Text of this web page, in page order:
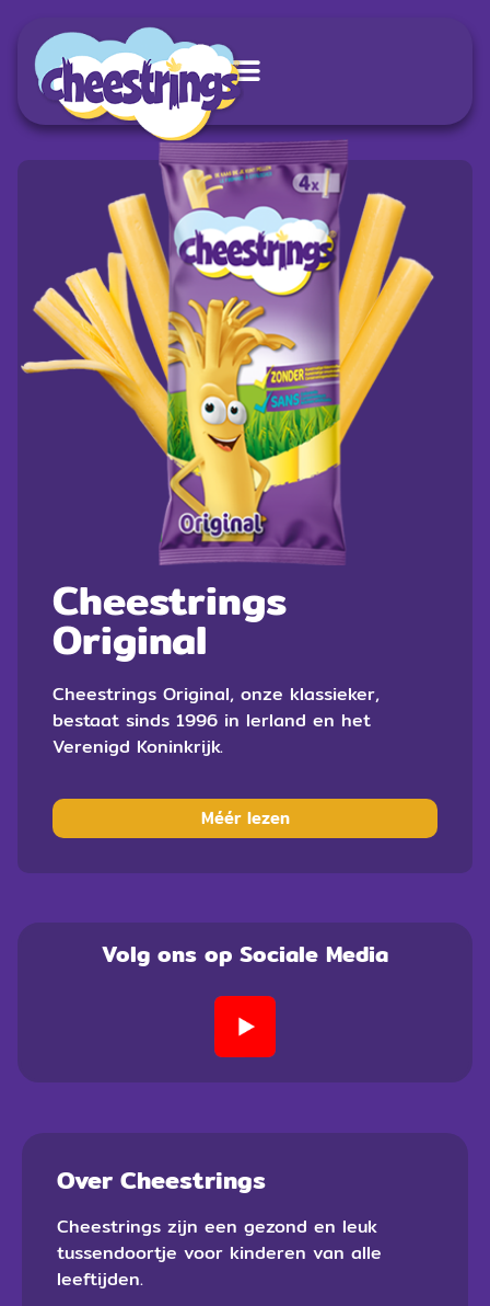
Cheestrings
Original
Cheestrings Original, onze klassieker,
bestaat sinds 1996 in Ierland en het
Verenigd Koninkrijk.
Méér lezen
Volg ons op Sociale Media
Over Cheestrings
Cheestrings zijn een gezond en leuk
tussendoortje voor kinderen van alle
leeftijden.